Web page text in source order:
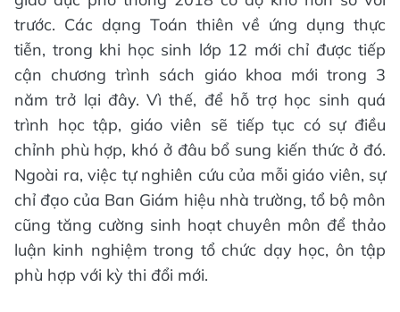
trước. Các dạng Toán thiên về ứng dụng thực
tiễn, trong khi học sinh lớp 12 mới chỉ được tiếp
cận chương trình sách giáo khoa mới trong 3
năm trở lại đây. Vì thế, để hỗ trợ học sinh quá
trình học tập, giáo viên sẽ tiếp tục có sự điều
chỉnh phù hợp, khó ở đâu bổ sung kiến thức ở đó.
Ngoài ra, việc tự nghiên cứu của mỗi giáo viên, sự
chỉ đạo của Ban Giám hiệu nhà trường, tổ bộ môn
cũng tăng cường sinh hoạt chuyên môn để thảo
luận kinh nghiệm trong tổ chức dạy học, ôn tập
phù hợp với kỳ thi đổi mới.